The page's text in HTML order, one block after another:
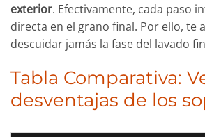
exterior. Efectivamente, cada paso
directa en el grano final. Por ello, te
descuidar jamás la fase del lavado
Tabla Comparativa:
desventajas de los